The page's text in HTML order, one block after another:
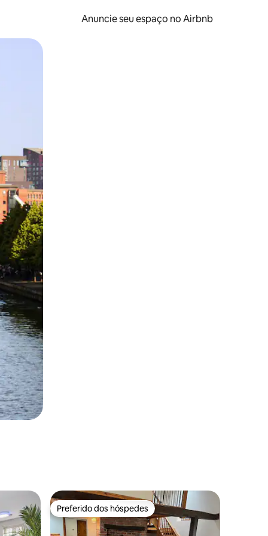
Anuncie seu espaço no Airbnb
o dedo na tela.
Preferido dos hóspedes
Preferido dos hóspedes